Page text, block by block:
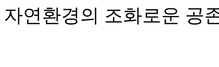
자연환경의 조화로운 공